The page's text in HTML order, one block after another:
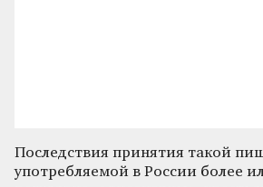
Последствия принятия такой
употребляемой в России более